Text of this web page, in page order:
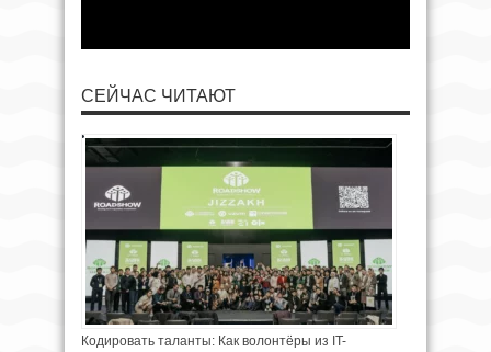
СЕЙЧАС ЧИТАЮТ
Кодировать таланты: Как волонтёры из IT-